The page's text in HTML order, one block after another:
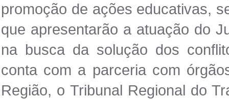
promoção de ações educativas,
que apresentarão a atuação do
na busca da solução dos
conta com a parceria com
Região, o Tribunal Regional do